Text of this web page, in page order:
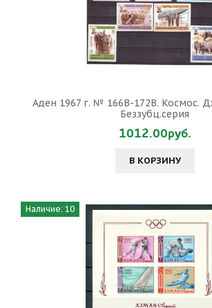
Аден 1967 г. № 166В-172В. Космос.
Беззубц.серия
1012.00руб.
В КОРЗИНУ
Наличие: 10